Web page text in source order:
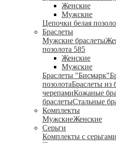
Женские
Мужские
Цепочки белая
Браслеты
Мужские браслеты
позолота 585
Женские
Мужские
Браслеты "Бисмарк"
позолотаБраслеты из
черепамиКожаные
браслетыСтальные
Комплекты
МужскиеЖенские
Серьги
Комплекты с серьгами